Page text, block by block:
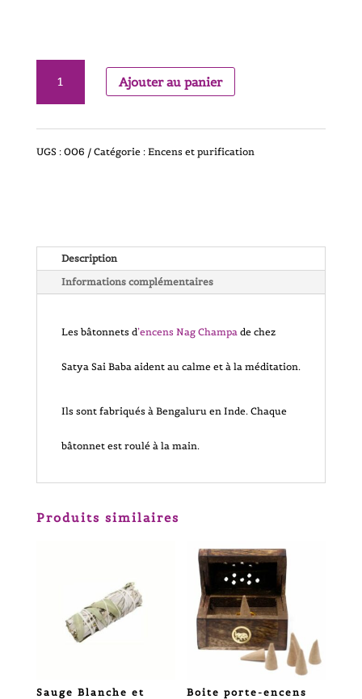
quantité
de
Divers
qualité
(Boîte
vôtre
Ajouter au panier
UGS : 006 Catégorie : Encens et purification
Description
Informations complémentaires
Les bâtonnets d’encens Nag Champa de chez
Satya Sai Baba aident au calme et à la méditation.
Ils sont fabriqués à Bengaluru en Inde. Chaque
bâtonnet est roulé à la main.
Produits similaires
Sauge Blanche et
Boite porte-encens